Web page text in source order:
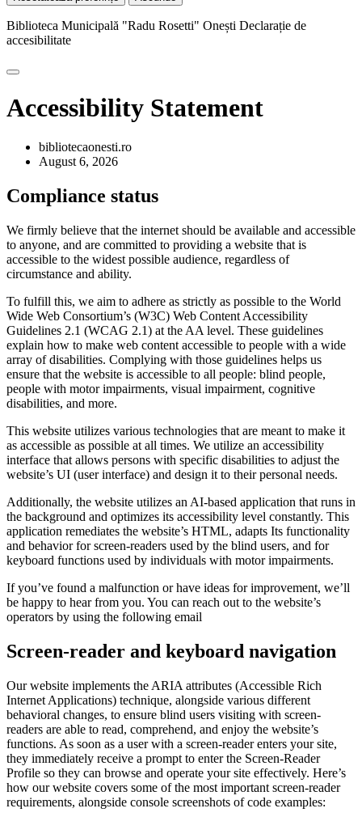
Biblioteca Municipală "Radu Rosetti" Onești Declarație de
accesibilitate
Accessibility Statement
bibliotecaonesti.ro
August 6, 2026
Compliance status
We firmly believe that the internet should be available and accessible
to anyone, and are committed to providing a website that is
accessible to the widest possible audience, regardless of
circumstance and ability.
To fulfill this, we aim to adhere as strictly as possible to the World
Wide Web Consortium’s (W3C) Web Content Accessibility
Guidelines 2.1 (WCAG 2.1) at the AA level. These guidelines
explain how to make web content accessible to people with a wide
array of disabilities. Complying with those guidelines helps us
ensure that the website is accessible to all people: blind people,
people with motor impairments, visual impairment, cognitive
disabilities, and more.
This website utilizes various technologies that are meant to make it
as accessible as possible at all times. We utilize an accessibility
interface that allows persons with specific disabilities to adjust the
website’s UI (user interface) and design it to their personal needs.
Additionally, the website utilizes an AI-based application that runs in
the background and optimizes its accessibility level constantly. This
application remediates the website’s HTML, adapts Its functionality
and behavior for screen-readers used by the blind users, and for
keyboard functions used by individuals with motor impairments.
If you’ve found a malfunction or have ideas for improvement, we’ll
be happy to hear from you. You can reach out to the website’s
operators by using the following email
Screen-reader and keyboard navigation
Our website implements the ARIA attributes (Accessible Rich
Internet Applications) technique, alongside various different
behavioral changes, to ensure blind users visiting with screen-
readers are able to read, comprehend, and enjoy the website’s
functions. As soon as a user with a screen-reader enters your site,
they immediately receive a prompt to enter the Screen-Reader
Profile so they can browse and operate your site effectively. Here’s
how our website covers some of the most important screen-reader
requirements, alongside console screenshots of code examples: